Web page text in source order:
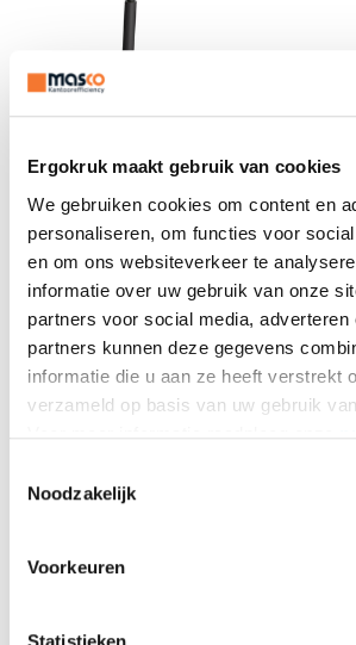
Ergokruk maakt gebruik van cookies
We gebruiken cookies om content en
personaliseren, om functies voor
en om ons websiteverkeer te
informatie over uw gebruik van onze
partners voor social media, adverteren
partners kunnen deze gegevens
informatie die u aan ze heeft verstrekt
verzameld op basis van uw gebruik
Noodzakelijk
Voorkeuren
Sale
zwart
€435,60
€ 373,89
€309,00
wart
€
€